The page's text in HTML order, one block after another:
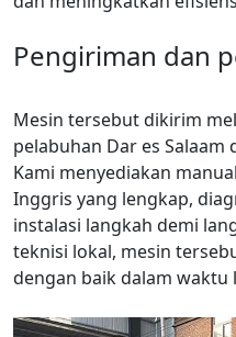
Pengiriman dan
Mesin tersebut dikirim
pelabuhan Dar es
Kami menyediakan
Inggris yang lengkap,
instalasi langkah demi
teknisi lokal, mesin
dengan baik dalam waktu